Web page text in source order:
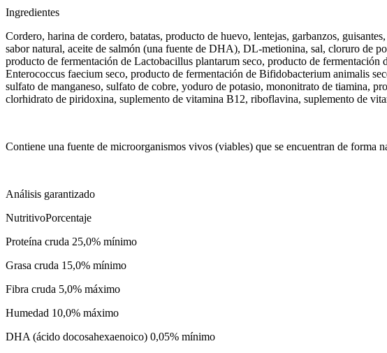
Ingredientes
Cordero, harina de cordero, batatas, producto de huevo, lentejas, garbanzos,
sabor natural, aceite de salmón (una fuente de DHA), DL-metionina, sal, cloruro de
producto de fermentación de Lactobacillus plantarum seco, producto de
Enterococcus faecium seco, producto de fermentación de Bifidobacterium animalis
sulfato de manganeso, sulfato de cobre, yoduro de potasio, mononitrato de tiamina,
clorhidrato de piridoxina, suplemento de vitamina B12, riboflavina, suplemento de
Contiene una fuente de microorganismos vivos (viables) que se encuentran de forma
Análisis garantizado
NutritivoPorcentaje
Proteína cruda 25,0% mínimo
Grasa cruda 15,0% mínimo
Fibra cruda 5,0% máximo
Humedad 10,0% máximo
DHA (ácido docosahexaenoico) 0,05% mínimo